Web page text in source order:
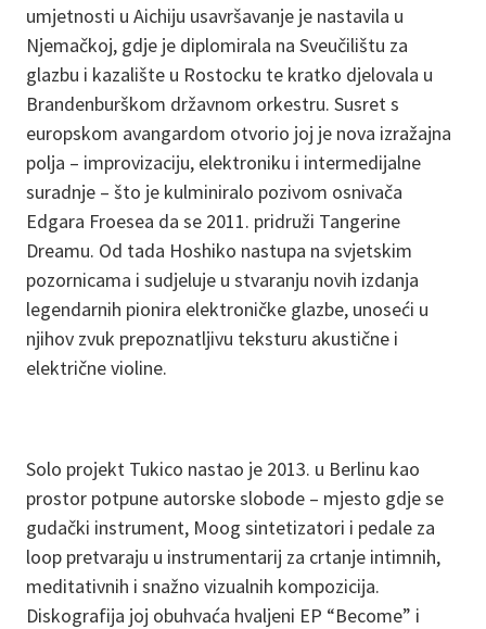
umjetnosti u Aichiju usavršavanje je nastavila u
Njemačkoj, gdje je diplomirala na Sveučilištu za
glazbu i kazalište u Rostocku te kratko djelovala u
Brandenburškom državnom orkestru. Susret s
europskom avangardom otvorio joj je nova izražajna
polja – improvizaciju, elektroniku i intermedijalne
suradnje – što je kulminiralo pozivom osnivača
Edgara Froesea da se 2011. pridruži Tangerine
Dreamu. Od tada Hoshiko nastupa na svjetskim
pozornicama i sudjeluje u stvaranju novih izdanja
legendarnih pionira elektroničke glazbe, unoseći u
njihov zvuk prepoznatljivu teksturu akustične i
električne violine.
Solo projekt Tukico nastao je 2013. u Berlinu kao
prostor potpune autorske slobode – mjesto gdje se
gudački instrument, Moog sintetizatori i pedale za
loop pretvaraju u instrumentarij za crtanje intimnih,
meditativnih i snažno vizualnih kompozicija.
Diskografija joj obuhvaća hvaljeni EP “Become” i